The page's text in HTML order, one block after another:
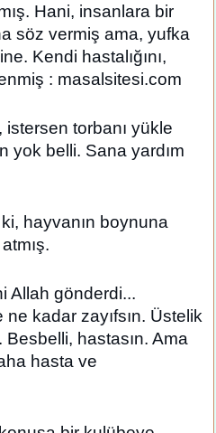
Hani, insanlara bir
söz vermiş ama, yufka
Kendi hastalığını,
: masalsitesi.com
istersen torbanı yükle
yok belli. Sana yardım
hayvanın boynuna
Allah gönderdi...
kadar zayıfsın. Üstelik
hastasın. Ama
hasta ve